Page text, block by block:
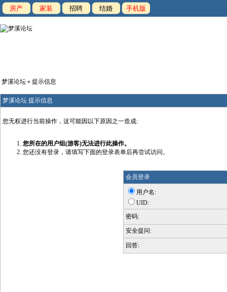
房产 家装 招聘 结婚 手机版
梦溪论坛 » 提示信息
梦溪论坛 提示信息
您无权进行当前操作，这可能因以下原因之一造成:
您所在的用户组(游客)无法进行此操作。
您还没有登录，请填写下面的登录表单后再尝试访问。
会员登录
用户名:
UID:
密码:
安全提问:
回答: